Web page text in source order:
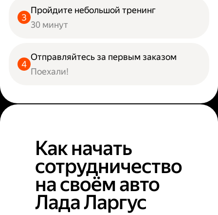
Пройдите небольшой тренинг
30 минут
Отправляйтесь за первым заказом
Поехали!
Как начать
сотрудничество
на своём авто
Лада Ларгус